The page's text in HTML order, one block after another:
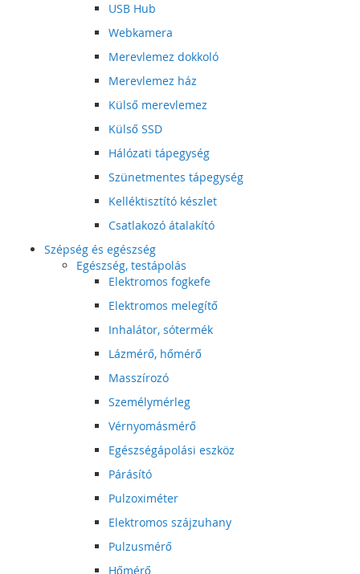
USB Hub
Webkamera
Merevlemez dokkoló
Merevlemez ház
Külső merevlemez
Külső SSD
Hálózati tápegység
Szünetmentes tápegység
Kelléktisztító készlet
Csatlakozó átalakító
Szépség és egészség
Egészség, testápolás
Elektromos fogkefe
Elektromos melegítő
Inhalátor, sótermék
Lázmérő, hőmérő
Masszírozó
Személymérleg
Vérnyomásmérő
Egészségápolási eszköz
Párásító
Pulzoximéter
Elektromos szájzuhany
Pulzusmérő
Hőmérő